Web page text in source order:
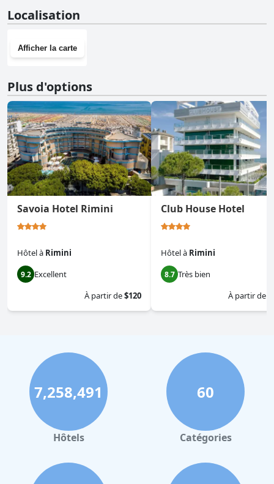
Localisation
Afficher la carte
Plus d'options
Savoia Hotel Rimini
Hôtelà Rimini
9.2 Excellent
À partir de$120
Club House Hotel
Hôtelà Rimini
8.7 Très bien
À partir de
7,258,491
Hôtels
60
Catégories